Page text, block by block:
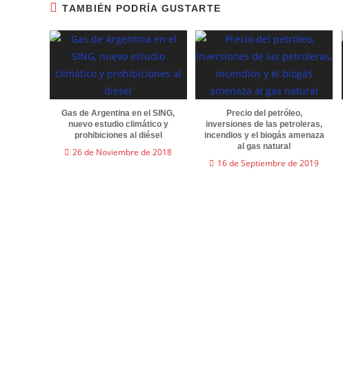
TAMBIÉN PODRÍA GUSTARTE
Gas de Argentina en el SING,
nuevo estudio climático y
prohibiciones al diésel
26 de Noviembre de 2018
Precio del petróleo,
inversiones de las petroleras,
incendios y el biogás amenaza
al gas natural
16 de Septiembre de 2019